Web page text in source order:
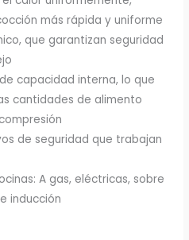
más rápida y uniforme
que garantizan seguridad
capacidad interna, lo que
cantidades de alimento
de seguridad que trabajan
A gas, eléctricas, sobre
inducción